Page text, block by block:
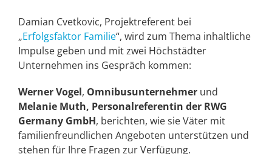
Damian Cvetkovic, Projektreferent bei
„Erfolgsfaktor Familie“, wird zum Thema inhaltliche
Impulse geben und mit zwei Höchstädter
Unternehmen ins Gespräch kommen:
Werner Vogel, Omnibusunternehmer und
Melanie Muth, Personalreferentin der RWG
Germany GmbH, berichten, wie sie Väter mit
familienfreundlichen Angeboten unterstützen und
stehen für Ihre Fragen zur Verfügung.